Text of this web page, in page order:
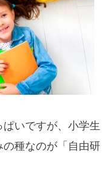
いですが、小学生
種なのが「自由研